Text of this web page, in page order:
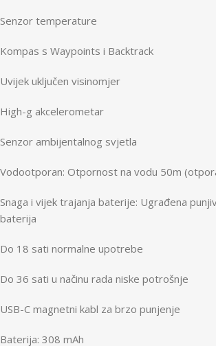
Senzor temperature
Kompas s Waypoints i Backtrack
Uvijek uključen visinomjer
High-g akcelerometar
Senzor ambijentalnog svjetla
Vodootporan: Otpornost na vodu 50m
Snaga i vijek trajanja baterije: Ugrađena
baterija
Do 18 sati normalne upotrebe
Do 36 sati u načinu rada niske potrošnje
USB-C magnetni kabl za brzo punjenje
Baterija: 308 mAh